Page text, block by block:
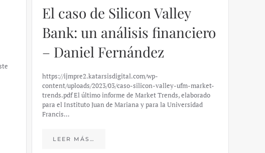
El caso de Silicon Valley
Bank: un análisis financiero
– Daniel Fernández
https://ijmpre2.katarsisdigital.com/wp-
content/uploads/2023/03/caso-silicon-valley-ufm-market-
trends.pdf El último informe de Market Trends, elaborado
para el Instituto Juan de Mariana y para la Universidad
Francis…
LEER MÁS…